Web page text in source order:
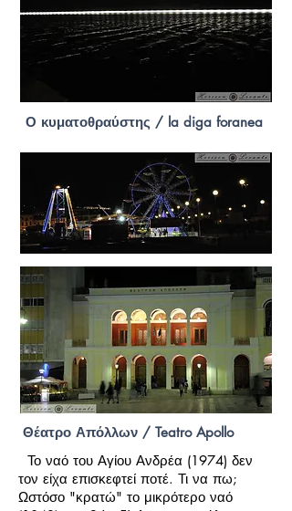
Ο κυματοθραύστης / la diga foranea
Θέατρο Απόλλων / Teatro Apollo
Το ναό του Αγίου Ανδρέα (1974) δεν
τον είχα επισκεφτεί ποτέ. Τι να πω;
Ωστόσο "κρατώ" το μικρότερο ναό